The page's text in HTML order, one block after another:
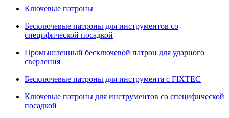
Ключевые патроны
Бесключевые патроны для инструментов со
специфической посадкой
Промышленный бесключевой патрон для ударного
сверления
Бесключевые патроны для инструмента с FIXTEC
Ключевые патроны для инструментов со специфической
посадкой